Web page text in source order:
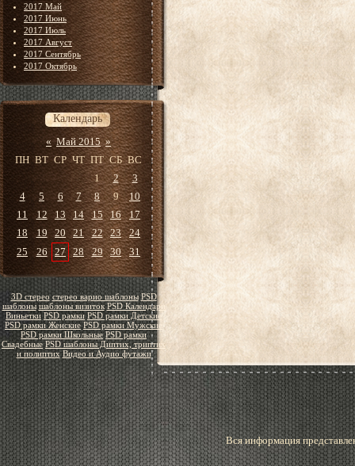
2017 Май
2017 Июнь
2017 Июль
2017 Август
2017 Сентябрь
2017 Октябрь
Календарь
« Май 2015 »
ПН ВТ СР ЧТ ПТ СБ ВС
1
2
3
4
5 6 7 8 9
10
11
12 13 14 15 16
17
18
19 20 21 22 23
24
25
26 27 28 29 30 31
3D стерео стерео варио шаблоны PSD
шаблоны шаблоны визиток PSD Календари
Виньетки PSD рамки PSD рамки Детские
PSD рамки Женские PSD рамки Мужские
PSD рамки Школьные PSD рамки
Свадебные PSD шаблоны Диптих, триптих
и полиптих Видео и Аудио футажи
Вся информация